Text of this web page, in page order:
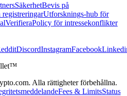
SäkerhetBevis på
Utforsknings-hub för
VerifieraPolicy för intressekonflikter
DiscordInstagramFacebook
Alla rättigheter förbehållna.
Fees & LimitsStatus